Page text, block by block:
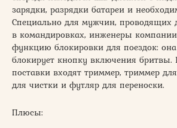
зарядки, разрядки батареи и
Специально для мужчин, проводящих
в командировках, инженеры
функцию блокировки для поездок:
блокирует кнопку включения бритвы.
поставки входят триммер, триммер
для чистки и футляр для переноски.
Плюсы: